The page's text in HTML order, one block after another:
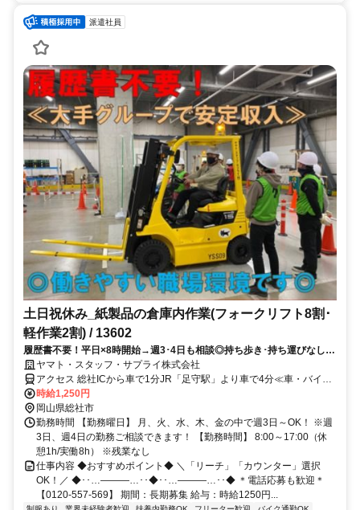
派遣社員
土日祝休み_紙製品の倉庫内作業(フォークリフト8割･
軽作業2割) / 13602
履歴書不要！平日×8時開始→週3･4日も相談◎持ち歩き･持ち運びなし
☆JR足守駅/車通勤OK！経験浅＆ブランク歓迎！
ヤマト・スタッフ・サプライ株式会社
アクセス 総社ICから車で1分JR「足守駅」より車で4分≪車・バイ
ク・自転車通勤OK！≫※詳細、ご不明点等はお問い合わせくださ
い。
時給1,250円
岡山県総社市
勤務時間 【勤務曜日】 月、火、水、木、金の中で週3日～OK！ ※週
3日、週4日の勤務ご相談できます！ 【勤務時間】 8:00～17:00（休
憩1h/実働8h） ※残業なし
仕事内容 ◆おすすめポイント◆ ＼「リーチ」「カウンター」選択
OK！／ ◆･･…―――…･･◆･･…―――…･･◆ ＊電話応募も歓迎＊
【0120-557-569】 期間：長期募集 給与：時給1250円...